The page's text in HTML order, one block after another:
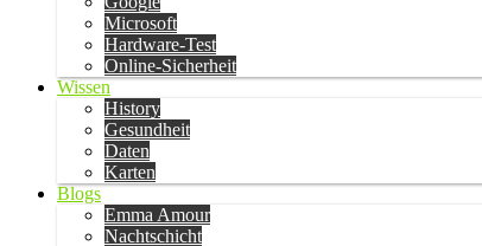
Microsoft
Hardware-Test
Online-Sicherheit
Wissen
History
Gesundheit
Daten
Karten
Blogs
Emma Amour
Nachtschicht